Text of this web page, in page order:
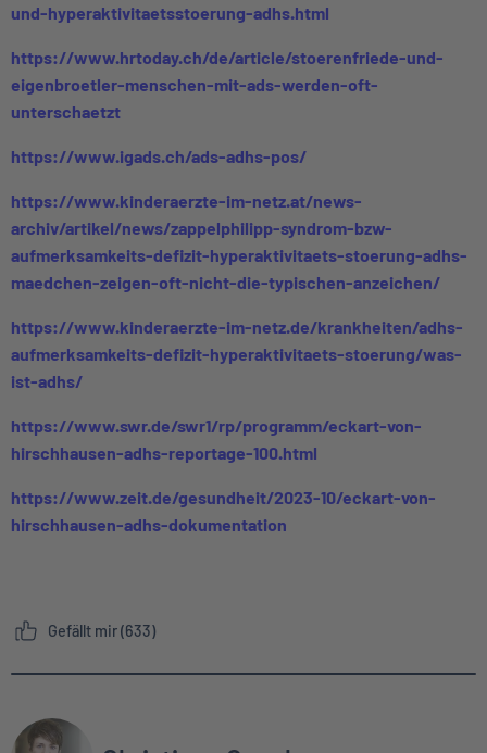
und-hyperaktivitaetsstoerung-adhs.html
https://www.hrtoday.ch/de/article/stoerenfriede-und-
eigenbroetler-menschen-mit-ads-werden-oft-
unterschaetzt
https://www.igads.ch/ads-adhs-pos/
https://www.kinderaerzte-im-netz.at/news-
archiv/artikel/news/zappelphilipp-syndrom-bzw-
aufmerksamkeits-defizit-hyperaktivitaets-stoerung-adhs-
maedchen-zeigen-oft-nicht-die-typischen-anzeichen/
https://www.kinderaerzte-im-netz.de/krankheiten/adhs-
aufmerksamkeits-defizit-hyperaktivitaets-stoerung/was-
ist-adhs/
https://www.swr.de/swr1/rp/programm/eckart-von-
hirschhausen-adhs-reportage-100.html
https://www.zeit.de/gesundheit/2023-10/eckart-von-
hirschhausen-adhs-dokumentation
Gefällt mir (633)